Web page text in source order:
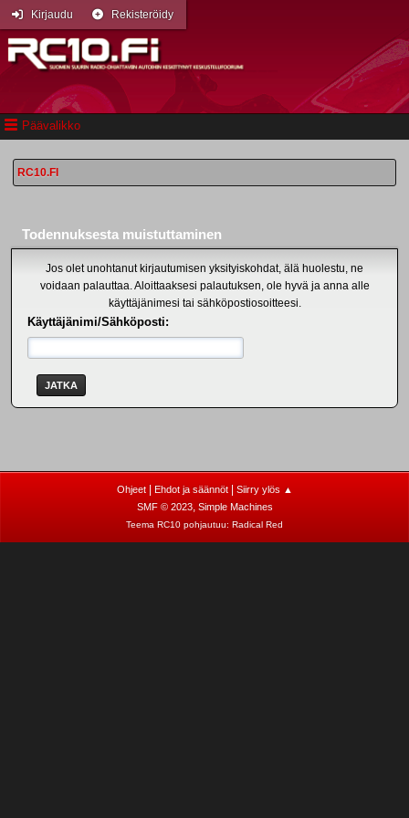
Päävalikko
Kirjaudu Rekisteröidy
RC10.FI
Todennuksesta muistuttaminen
Jos olet unohtanut kirjautumisen yksityiskohdat, älä huolestu, ne
voidaan palauttaa. Aloittaaksesi palautuksen, ole hyvä ja anna alle
käyttäjänimesi tai sähköpostiosoitteesi.
Käyttäjänimi/Sähköposti:
Ohjeet| Ehdot ja säännöt|
Siirry ylös ▲
SMF © 2023, Simple Machines
Teema RC10 pohjautuu: Radical Red